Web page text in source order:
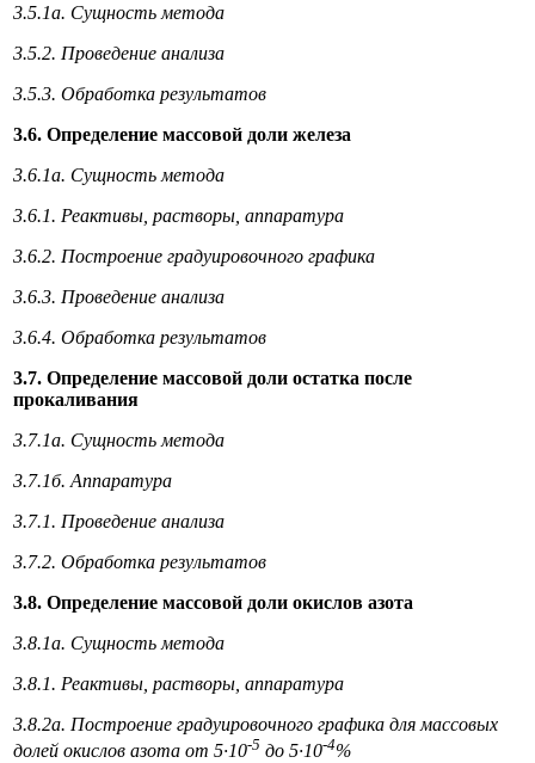
3.5.1а. Сущность метода
3.5.2. Проведение анализа
3.5.3. Обработка результатов
3.6. Определение массовой доли железа
3.6.1а. Сущность метода
3.6.1. Реактивы, растворы, аппаратура
3.6.2. Построение градуировочного графика
3.6.3. Проведение анализа
3.6.4. Обработка результатов
3.7. Определение массовой доли остатка после
прокаливания
3.7.1а. Сущность метода
3.7.1б. Аппаратура
3.7.1. Проведение анализа
3.7.2. Обработка результатов
3.8. Определение массовой доли окислов азота
3.8.1а. Сущность метода
3.8.1. Реактивы, растворы, аппаратура
3.8.2а. Построение градуировочного графика для массовых
долей окислов азота от 5·10-5 до 5·10-4%